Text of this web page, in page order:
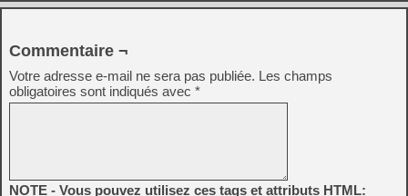
Commentaire ¬
Votre adresse e-mail ne sera pas publiée. Les champs
obligatoires sont indiqués avec *
NOTE - Vous pouvez utilisez ces tags et attributs HTML: